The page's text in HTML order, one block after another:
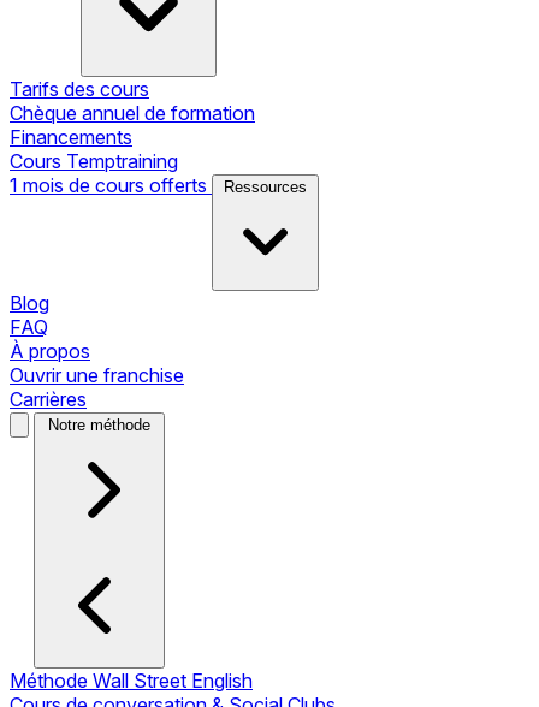
Tarifs des cours
Chèque annuel de formation
Financements
Cours Temptraining
1 mois de cours offerts
Ressources
Blog
FAQ
À propos
Ouvrir une franchise
Carrières
Notre méthode
Méthode Wall Street English